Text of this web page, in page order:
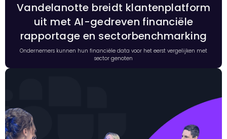
Vandelanotte breidt klantenplatform
uit met AI-gedreven financiële
rapportage en sectorbenchmarking
Ondernemers kunnen hun financiële data voor het eerst vergelijken met
sector genoten